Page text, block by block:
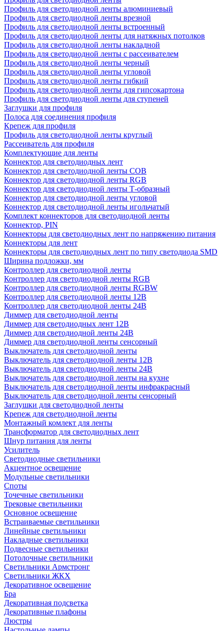
Профиль для светодиодной ленты алюминиевый
Профиль для светодиодной ленты врезной
Профиль для светодиодной ленты встроенный
Профиль для светодиодной ленты для натяжных потолков
Профиль для светодиодной ленты накладной
Профиль для светодиодной ленты с рассеивателем
Профиль для светодиодной ленты черный
Профиль для светодиодной ленты угловой
Профиль для светодиодной ленты гибкий
Профиль для светодиодной ленты для гипсокартона
Профиль для светодиодной ленты для ступеней
Заглушки для профиля
Полоса для соединения профиля
Крепеж для профиля
Профиль для светодиодной ленты круглый
Рассеиватель для профиля
Комплектующие для ленты
Коннектор для светодиодных лент
Коннектор для светодиодной ленты COB
Коннектор для светодиодной ленты RGB
Коннектор для светодиодной ленты Т-образный
Коннектор для светодиодной ленты угловой
Коннектор для светодиодной ленты игольчатый
Комплект коннекторов для светодиодной ленты
Коннектор, PIN
Коннекторы для светодиодных лент по напряжению питания
Коннекторы для лент
Коннекторы для светодиодных лент по типу светодиода SMD
Ширина подложки, мм
Контроллер для светодиодной ленты
Контроллер для светодиодной ленты RGB
Контроллер для светодиодной ленты RGBW
Контроллер для светодиодной ленты 12В
Контроллер для светодиодной ленты 24В
Диммер для светодиодной ленты
Диммер для светодиодных лент 12В
Диммер для светодиодной ленты 24В
Диммер для светодиодной ленты сенсорный
Выключатель для светодиодной ленты
Выключатель для светодиодной ленты 12В
Выключатель для светодиодной ленты 24В
Выключатель для светодиодной ленты на кухне
Выключатель для светодиодной ленты инфракрасный
Выключатель для светодиодной ленты сенсорный
Заглушки для светодиодной ленты
Крепеж для светодиодной ленты
Монтажный комлект для ленты
Трансформатор для светодиодных лент
Шнур питания для ленты
Усилитель
Светодиодные светильники
Акцентное освещение
Модульные светильники
Споты
Точечные светильники
Трековые светильники
Основное освещение
Встраиваемые светильники
Линейные светильники
Накладные светильники
Подвесные светильники
Потолочные светильники
Светильники Армстронг
Светильники ЖКХ
Декоративное освещение
Бра
Декоративная подсветка
Декоративные плафоны
Люстры